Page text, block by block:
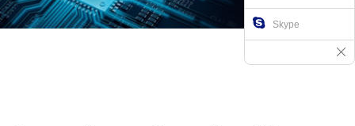
Skype